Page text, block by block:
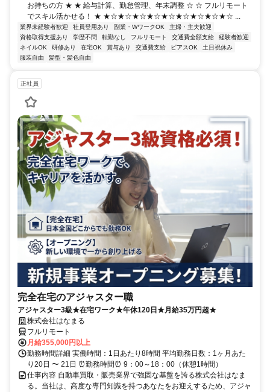
お持ちの方 ★ ★ 給与計算、勤怠管理、年末調整 ☆ ☆ フルリモート
でスキル活かせる！ ★ ★☆★☆★☆★☆★☆★☆★☆★☆★☆ ...
業界未経験者歓迎 社員登用あり 副業・WワークOK
主婦・主夫歓迎
資格取得支援あり
学歴不問 転勤なし フルリモート 交通費全額支給
経験者歓迎
ネイルOK
研修あり 在宅OK 賞与あり 交通費支給 ピアスOK
土日祝休み
服装自由
髪型・髪色自由
正社員
完全在宅のアジャスター職
アジャスター3級★在宅ワーク★年休120日★月給35万円超★
株式会社はなまる
フルリモート
月給355,000円以上
勤務時間詳細 実働時間：1日あたり8時間 平均勤務日数：1ヶ月あた
り20日 〜 21日 ⏰勤務時間⏰ 9：00～18：00（休憩1時間）
仕事内容 自動車買取・販売業界で強固な基盤を誇る株式会社はなま
る。当社は、高度な専門知識を持つあなたをお迎えするため、アジャ